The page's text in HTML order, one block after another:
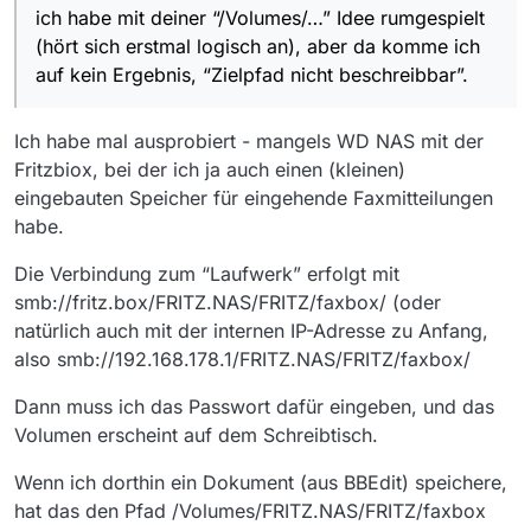
da komme ich auf kein Ergebnis, “Zielpfad nicht
beschreibbar”.
ich habe mit deiner “/Volumes/…” Idee rumgespielt
(hört sich erstmal logisch an), aber da komme ich
auf kein Ergebnis, “Zielpfad nicht beschreibbar”.
Ich habe mal ausprobiert - mangels WD NAS mit der
Fritzbiox, bei der ich ja auch einen (kleinen)
eingebauten Speicher für eingehende Faxmitteilungen
habe.
Die Verbindung zum “Laufwerk” erfolgt mit
smb://fritz.box/FRITZ.NAS/FRITZ/faxbox/ (oder
natürlich auch mit der internen IP-Adresse zu Anfang,
also smb://192.168.178.1/FRITZ.NAS/FRITZ/faxbox/
Dann muss ich das Passwort dafür eingeben, und das
Volumen erscheint auf dem Schreibtisch.
Wenn ich dorthin ein Dokument (aus BBEdit) speichere,
hat das den Pfad /Volumes/FRITZ.NAS/FRITZ/faxbox